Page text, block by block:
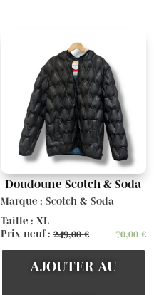
Doudoune Scotch & Soda
Marque : Scotch & Soda
Taille : XL
Prix neuf :249,00€ 70,00 €
AJOUTER AU